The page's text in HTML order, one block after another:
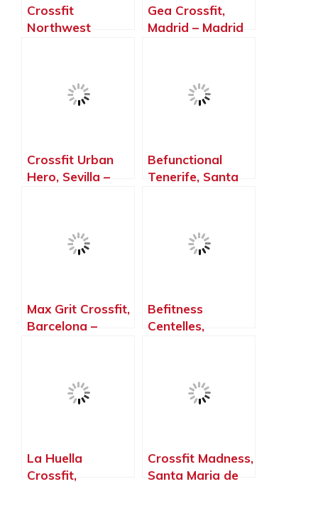
Crossfit
Northwest
Gea Crossfit,
Madrid – Madrid
Crossfit Urban
Hero, Sevilla –
Befunctional
Tenerife, Santa
Max Grit Crossfit,
Barcelona –
Befitness
Centelles,
La Huella
Crossfit,
Crossfit Madness,
Santa Maria de